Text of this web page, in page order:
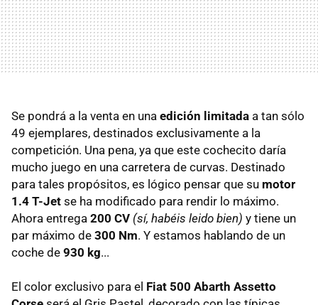
Se pondrá a la venta en una edición limitada a tan sólo
49 ejemplares, destinados exclusivamente a la
competición. Una pena, ya que este cochecito daría
mucho juego en una carretera de curvas. Destinado
para tales propósitos, es lógico pensar que su motor
1.4 T-Jet se ha modificado para rendir lo máximo.
Ahora entrega 200 CV (sí, habéis leido bien) y tiene un
par máximo de 300 Nm. Y estamos hablando de un
coche de 930 kg...
El color exclusivo para el Fiat 500 Abarth Assetto